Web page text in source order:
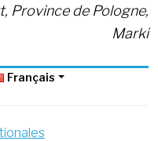
Province de Pologne,
Marki
Français